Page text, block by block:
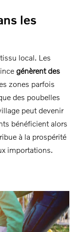
les
local. Les
génèrent des
zones parfois
des poubelles
peut devenir
bénéficient alors
à la prospérité
importations.